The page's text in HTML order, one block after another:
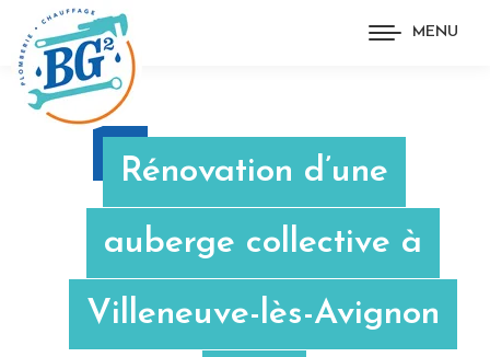
MENU
Rénovation d’une
auberge collective à
Villeneuve-lès-Avignon